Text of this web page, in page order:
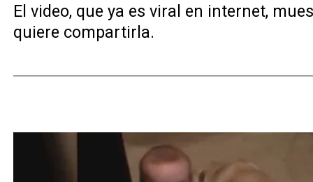
El video, que ya es viral en internet,
quiere compartirla.